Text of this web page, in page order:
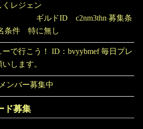
レジェン
c2nm3thn 募集条
条件 特に無し
で行こう！ ID：bvyybmef 毎日プレ
します。
ンバー募集中
ド募集